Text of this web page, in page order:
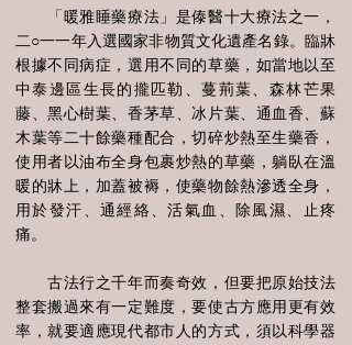
「暖雅睡藥療法」是傣醫十大療法之一，
二○一一年入選國家非物質文化遺產名錄。臨牀
根據不同病症，選用不同的草藥，如當地以至
中泰邊區生長的攏匹勒、蔓荊葉、森林芒果
藤、黑心樹葉、香茅草、冰片葉、通血香、蘇
木葉等二十餘藥種配合，切碎炒熱至生藥香，
使用者以油布全身包裹炒熱的草藥，躺臥在溫
暖的牀上，加蓋被褥，使藥物餘熱滲透全身，
用於發汗、通經絡、活氣血、除風濕、止疼
痛。
古法行之千年而奏奇效，但要把原始技法
整套搬過來有一定難度，要使古方應用更有效
率，就要適應現代都市人的方式，須以科學器